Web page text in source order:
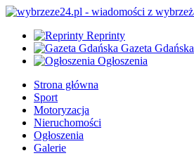
Reprinty
Gazeta Gdańska
Ogłoszenia
Strona główna
Sport
Motoryzacja
Nieruchomości
Ogłoszenia
Galerie